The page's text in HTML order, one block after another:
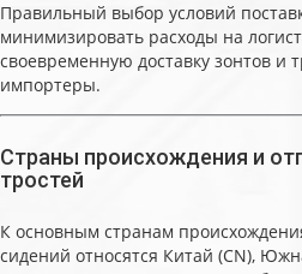
Правильный выбор условий
минимизировать расходы на
своевременную доставку зонтов и
импортеры.
Страны происхождения и
тростей
К основным странам
сидений относятся Китай (CN),